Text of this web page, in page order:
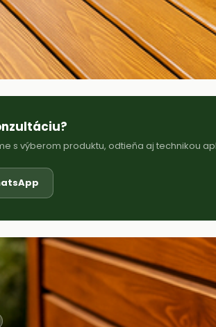
s výberom produktu, odtieňa aj technikou